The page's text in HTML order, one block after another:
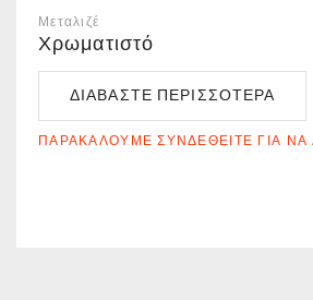
Μεταλιζέ
Χρωματιστό
ΔΙΑΒΆΣΤΕ ΠΕΡΙΣΣΌΤΕΡΑ
ΠΑΡΑΚΑΛΟΎΜΕ ΣΥΝΔΕΘΕΊΤΕ ΓΙΑ ΝΑ